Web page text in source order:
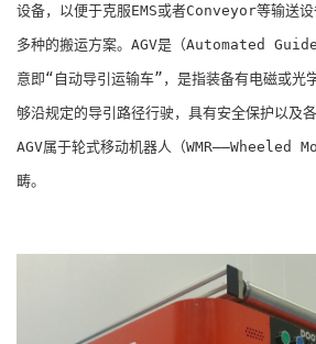
设备，以便于克服EMS或者Conveyor等输送
多种的搬运方案。AGV是（Automated
意即“自动导引运输车”，是指装备有电磁或光
够沿规定的导引路径行驶，具有安全保护以及
AGV属于轮式移动机器人（
畴。